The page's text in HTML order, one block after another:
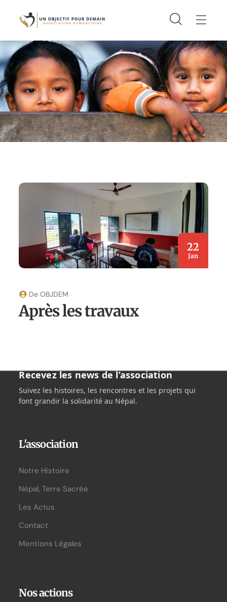
22
Jan
DeOBJDEM
Après les travaux
Recevez les news de l’association
Suivez les histoires, les rencontres et les projets qui
font grandir la solidarité au Népal.
L'association
Notre Histoire
Népal, Terre Sacrée
Les Actus
Contact
Mentions Légales
Nos actions